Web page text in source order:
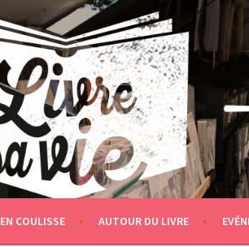
EN COULISSE AUTOUR DU LIVRE